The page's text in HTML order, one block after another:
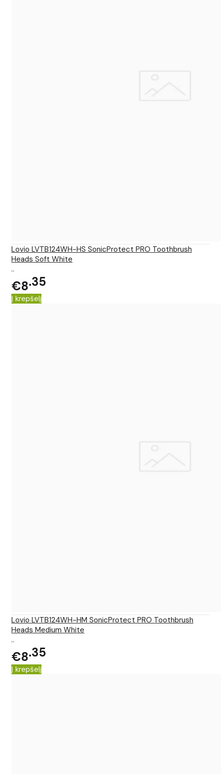
Lovio LVTB124WH-HS SonicProtect PRO Toothbrush
Heads Soft White
..
€8 35
Į krepšelį
Lovio LVTB124WH-HM SonicProtect PRO Toothbrush
Heads Medium White
..
€8 35
Į krepšelį